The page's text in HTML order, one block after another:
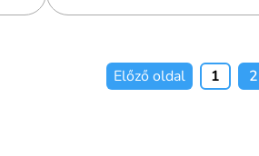
Előző oldal 1 2